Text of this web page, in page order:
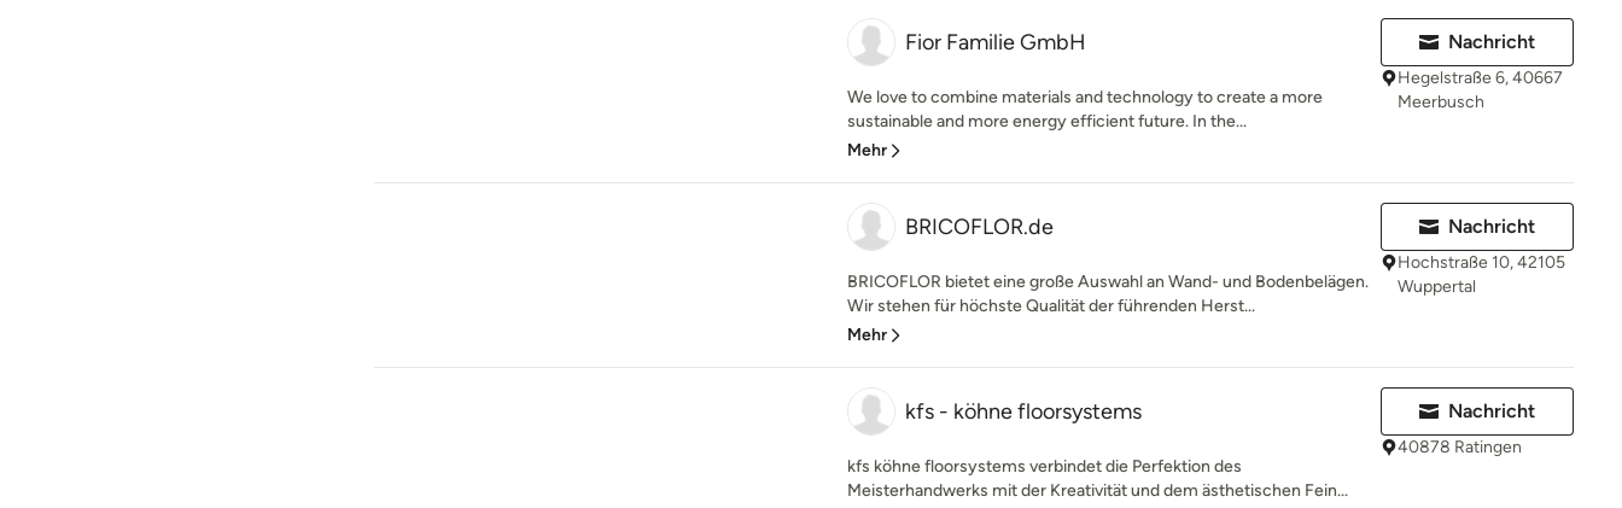
Fior Familie GmbH
We love to combine materials and technology to create a more
sustainable and more energy efficient future. In the...
Mehr
Nachricht
Hegelstraße 6, 40667
Meerbusch
BRICOFLOR.de
BRICOFLOR bietet eine große Auswahl an Wand- und Bodenbelägen.
Wir stehen für höchste Qualität der führenden Herst...
Mehr
Nachricht
Hochstraße 10, 42105
Wuppertal
kfs - köhne floorsystems
kfs köhne floorsystems verbindet die Perfektion des
Meisterhandwerks mit der Kreativität und dem ästhetischen Fein...
Nachricht
40878 Ratingen